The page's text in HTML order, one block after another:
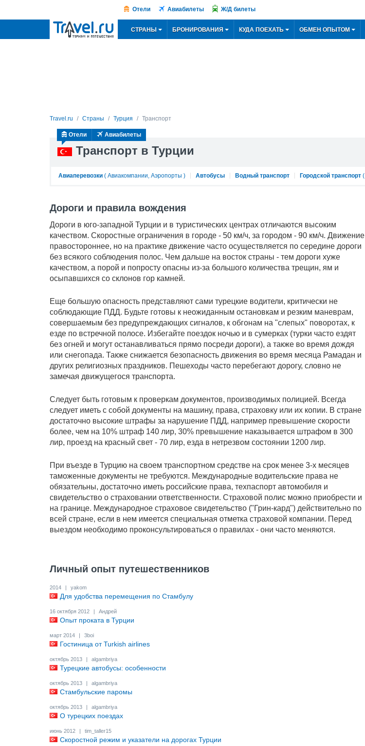
Отели Авиабилеты Ж/Д билеты
СТРАНЫ БРОНИРОВАНИЯ КУДА ПОЕХАТЬ ОБМЕН ОПЫТОМ
Travel.ru Страны Турция Транспорт
Транспорт в Турции
Отели Авиабилеты
Авиаперевозки ( Авиакомпании, Аэропорты ) Автобусы Водный транспорт Городской транспорт (
Дороги и правила вождения
Дороги в юго-западной Турции и в туристических центрах отличаются высоким
качеством. Скоростные ограничения в городе - 50 км/ч, за городом - 90 км/ч. Движение
правостороннее, но на практике движение часто осуществляется по середине дороги
без всякого соблюдения полос. Чем дальше на восток страны - тем дороги хуже
качеством, а порой и попросту опасны из-за большого количества трещин, ям и
осыпавшихся со склонов гор камней.
Еще большую опасность представляют сами турецкие водители, критически не
соблюдающие ПДД. Будьте готовы к неожиданным остановкам и резким маневрам,
совершаемым без предупреждающих сигналов, к обгонам на "слепых" поворотах, к
езде по встречной полосе. Избегайте поездок ночью и в сумерках (турки часто ездят
без огней и могут останавливаться прямо посреди дороги), а также во время дождя
или снегопада. Также снижается безопасность движения во время месяца Рамадан и
других религиозных праздников. Пешеходы часто перебегают дорогу, словно не
замечая движущегося транспорта.
Следует быть готовым к проверкам документов, производимых полицией. Всегда
следует иметь с собой документы на машину, права, страховку или их копии. В стране
достаточно высокие штрафы за нарушение ПДД, например превышение скорости
более, чем на 10% штраф 140 лир, 30% превышение наказывается штрафом в 300
лир, проезд на красный свет - 70 лир, езда в нетрезвом состоянии 1200 лир.
При въезде в Турцию на своем транспортном средстве на срок менее 3-х месяцев
таможенные документы не требуются. Международные водительские права не
обязательны, достаточно иметь российские права, техпаспорт автомобиля и
свидетельство о страховании ответственности. Страховой полис можно приобрести и
на границе. Международное страховое свидетельство ("Грин-кард") действительно по
всей стране, если в нем имеется специальная отметка страховой компании. Перед
выездом необходимо проконсультироваться о правилах - они часто меняются.
Личный опыт путешественников
2014 | yakom
Для удобства перемещения по Стамбулу
16 октября 2012 | Андрей
Опыт проката в Турции
март 2014 | 3boi
Гостиница от Turkish airlines
октябрь 2013 | algambriya
Турецкие автобусы: особенности
октябрь 2013 | algambriya
Стамбульские паромы
октябрь 2013 | algambriya
О турецких поездах
июнь 2012 | tim_taller15
Скоростной режим и указатели на дорогах Турции